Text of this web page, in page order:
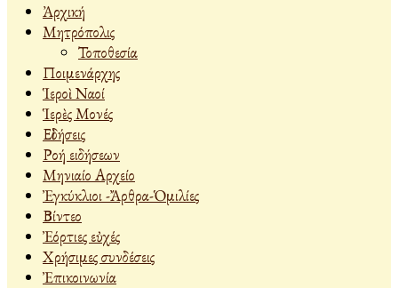
Ἀρχική
Μητρόπολις
Τοποθεσία
Ποιμενάρχης
Ἱεροὶ Ναοί
Ἱερὲς Μονές
Εἰδήσεις
Ροή ειδήσεων
Μηνιαίο Αρχείο
Ἐγκύκλιοι -Ἄρθρα-Ὁμιλίες
Βίντεο
Ἐόρτιες εὐχές
Χρήσιμες συνδέσεις
Ἐπικοινωνία